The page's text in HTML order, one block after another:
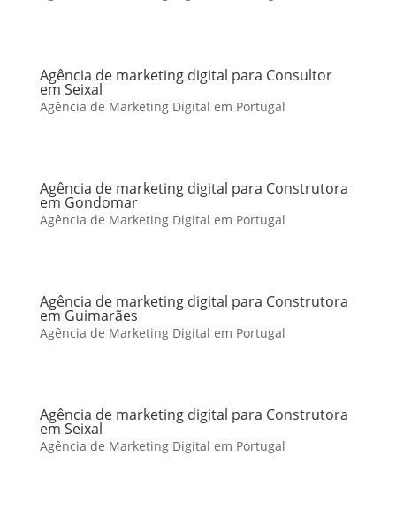
Agência de marketing digital para Consultor
em Seixal
Agência de Marketing Digital em Portugal
Agência de marketing digital para Construtora
em Gondomar
Agência de Marketing Digital em Portugal
Agência de marketing digital para Construtora
em Guimarães
Agência de Marketing Digital em Portugal
Agência de marketing digital para Construtora
em Seixal
Agência de Marketing Digital em Portugal